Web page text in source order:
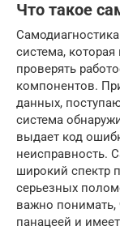
Что такое
система,
проверять
компонентов.
данных,
система
выдает код
неисправность.
широкий спектр
серьезных
важно понимать,
панацеей и